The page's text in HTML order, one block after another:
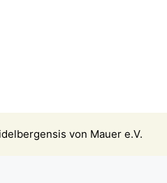
von Mauer e.V.